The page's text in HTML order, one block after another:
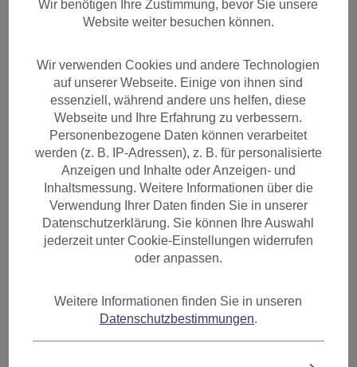
2 Clips Extension Strähne
gewellt 65 cm Rostrot YZF-
P2C25-130
Wir benötigen Ihre Zustimmung, bevor Sie unsere
Website weiter besuchen können.
Wir verwenden Cookies und andere Technologien
auf unserer Webseite. Einige von ihnen sind
essenziell, während andere uns helfen, diese
Webseite und Ihre Erfahrung zu verbessern.
Personenbezogene Daten können verarbeitet
werden (z. B. IP-Adressen), z. B. für personalisierte
Anzeigen und Inhalte oder Anzeigen- und
Inhaltsmessung. Weitere Informationen über die
Verwendung Ihrer Daten finden Sie in unserer
Datenschutzerklärung. Sie können Ihre Auswahl
jederzeit unter Cookie-Einstellungen widerrufen
oder anpassen.
Weitere Informationen finden Sie in unseren
Datenschutzbestimmungen.